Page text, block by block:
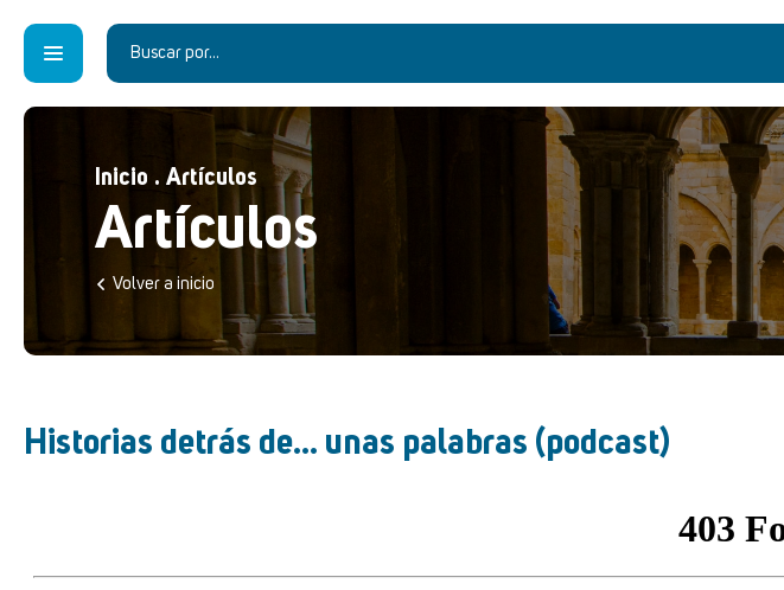
Inicio . Artículos
Artículos
Volver a inicio
Historias detrás de... unas palabras (podcast)